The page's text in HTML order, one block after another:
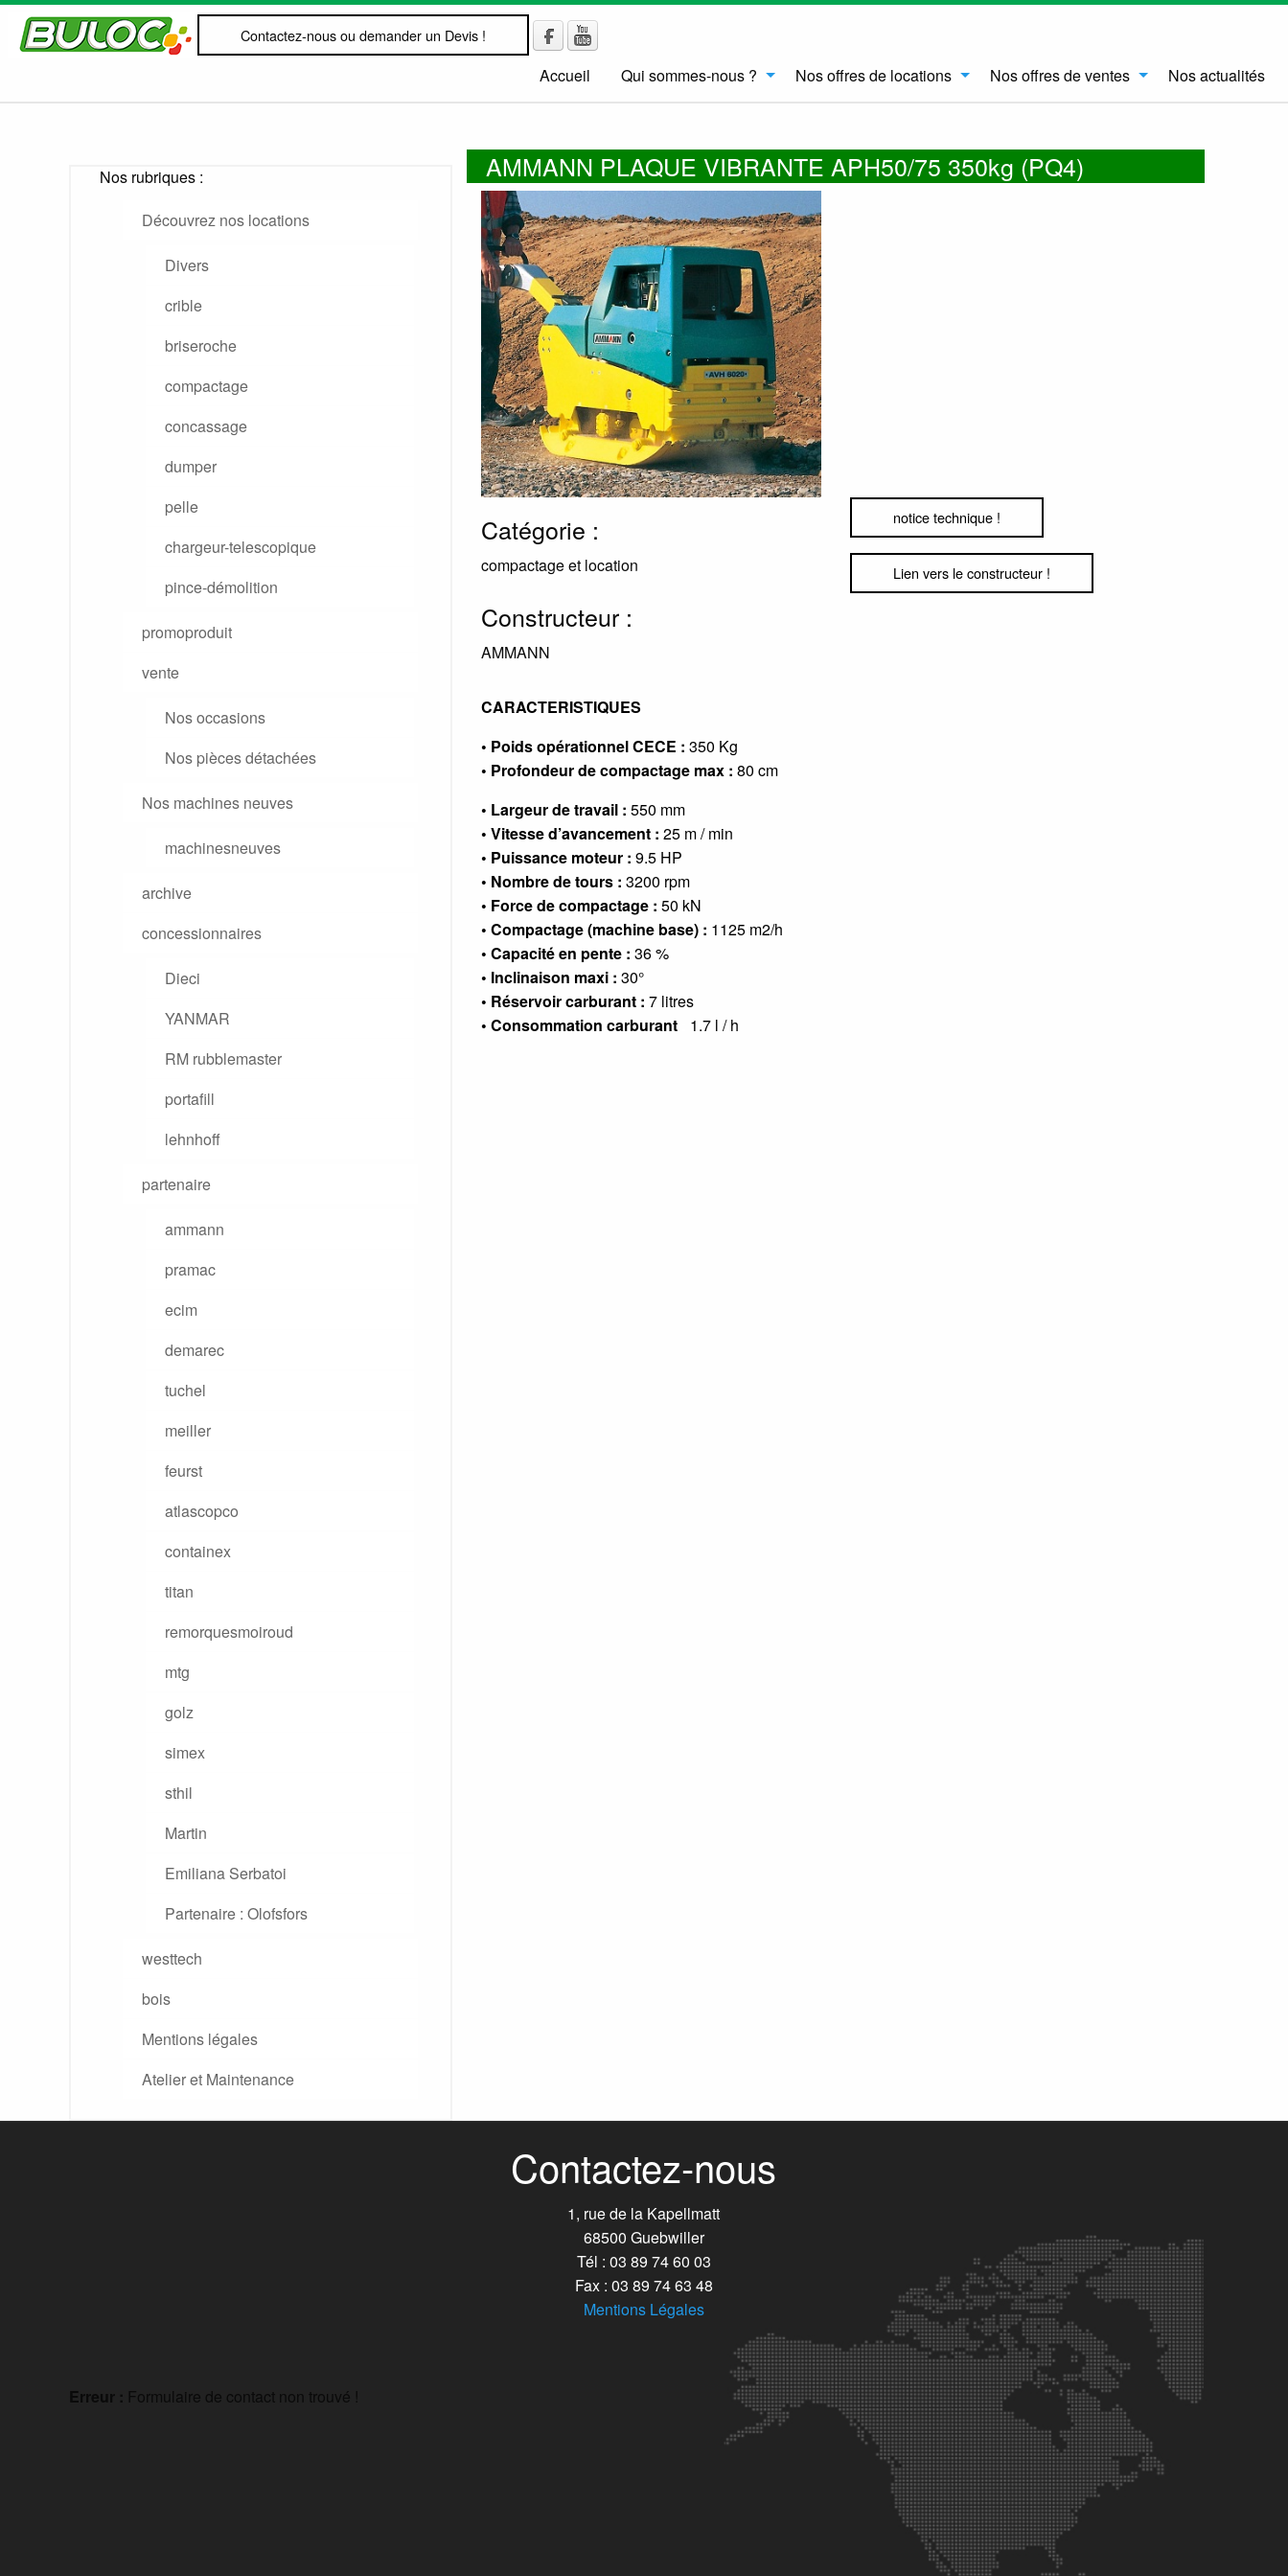
Contactez-nous ou demander un Devis !
Accueil Qui sommes-nous ? Nos offres de locations Nos offres de ventes Nos actualités
Nos rubriques :
Découvrez nos locations
Divers
crible
briseroche
compactage
concassage
dumper
pelle
chargeur-telescopique
pince-démolition
promoproduit
vente
Nos occasions
Nos pièces détachées
Nos machines neuves
machinesneuves
archive
concessionnaires
Dieci
YANMAR
RM rubblemaster
portafill
lehnhoff
partenaire
ammann
pramac
ecim
demarec
tuchel
meiller
feurst
atlascopco
containex
titan
remorquesmoiroud
mtg
golz
simex
sthil
Martin
Emiliana Serbatoi
Partenaire : Olofsfors
westtech
bois
Mentions légales
Atelier et Maintenance
AMMANN PLAQUE VIBRANTE APH50/75 350kg (PQ4)
Catégorie :
compactage et location
Constructeur :
AMMANN
notice technique !
Lien vers le constructeur !
CARACTERISTIQUES
• Poids opérationnel CECE : 350 Kg
• Profondeur de compactage max : 80 cm
• Largeur de travail : 550 mm
• Vitesse d’avancement : 25 m / min
• Puissance moteur : 9.5 HP
• Nombre de tours : 3200 rpm
• Force de compactage : 50 kN
• Compactage (machine base) : 1125 m2/h
• Capacité en pente : 36 %
• Inclinaison maxi : 30°
• Réservoir carburant : 7 litres
• Consommation carburant
1.7 l / h
Contactez-nous
1, rue de la Kapellmatt
68500 Guebwiller
Tél : 03 89 74 60 03
Fax : 03 89 74 63 48
Mentions Légales
Erreur : Formulaire de contact non trouvé !